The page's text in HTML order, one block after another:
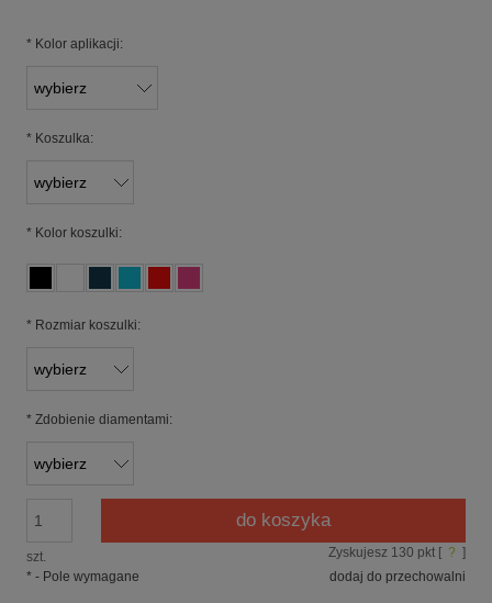
* Kolor aplikacji:
* Koszulka:
* Kolor koszulki:
* Rozmiar koszulki:
* Zdobienie diamentami:
szt.
do koszyka
Zyskujesz 130 pkt [ ? ]
dodaj do przechowalni
* - Pole wymagane